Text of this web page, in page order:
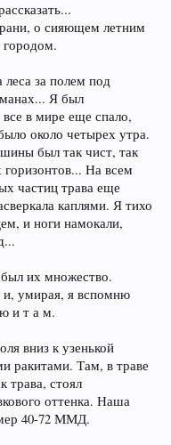
о сияющем летним
леса за полем под
Я был
в мире еще спало,
около четырех утра.
был так чист, так
горизонтов... На всем
частиц трава еще
каплями. Я тихо
и ноги намокали,
их множество.
и, умирая, я вспомню
и т а м.
вниз к узенькой
ракитами. Там, в траве
трава, стоял
оттенка. Наша
40-72 ММД.